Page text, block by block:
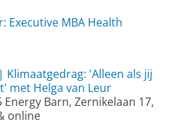
Executive MBA Health
| Klimaatgedrag: 'Alleen als jij
met Helga van Leur
Energy Barn, Zernikelaan 17,
online